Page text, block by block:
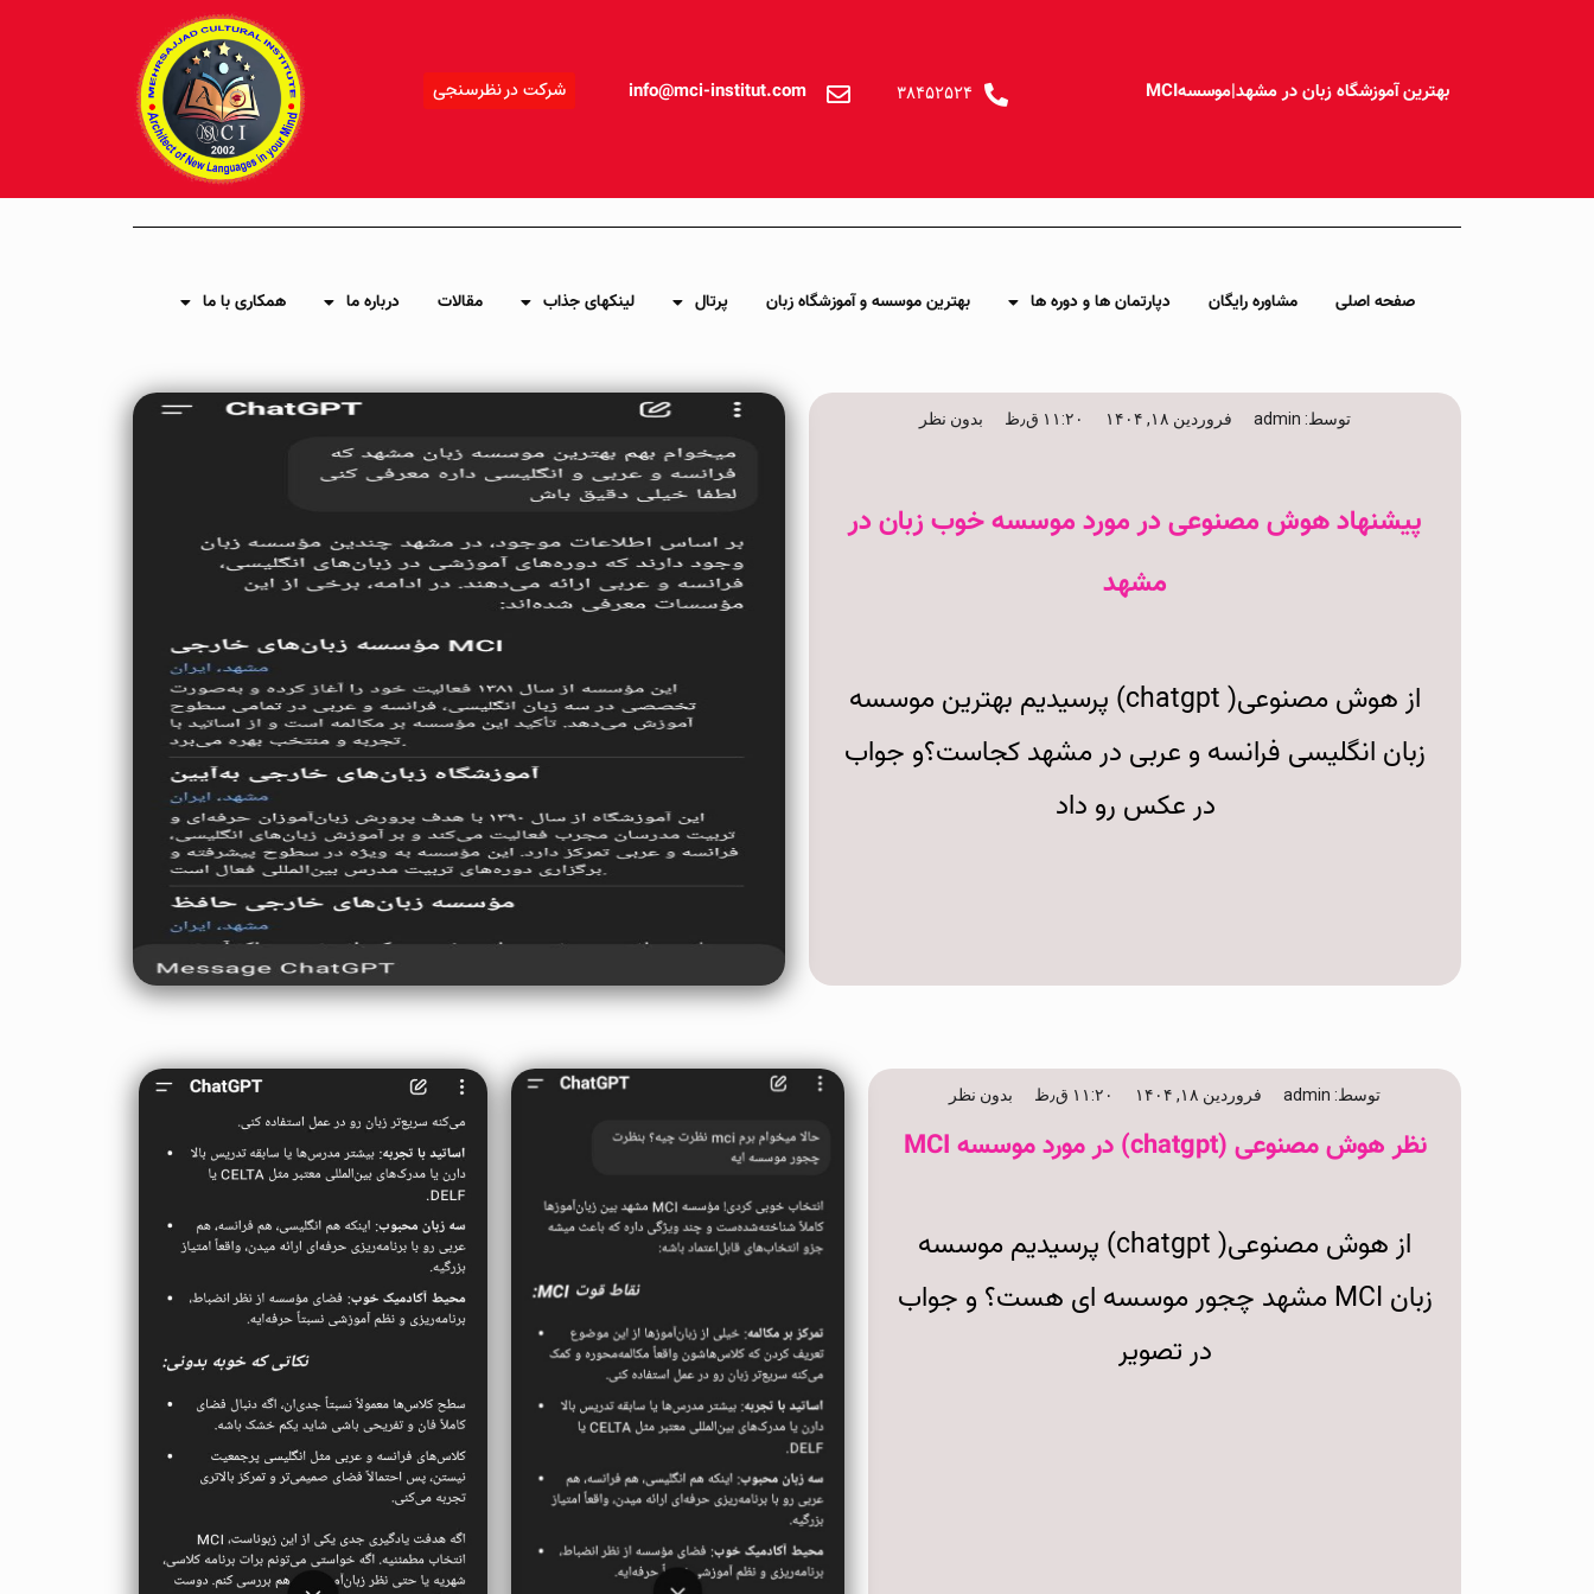
بهترین آموزشگاه زبان در مشهد|موسسهMCI ۳۸۴۵۲۵۲۴ info@mci-institut.com شرکت در نظرسنجی
صفحه اصلی مشاوره رایگان دپارتمان ها و دوره ها بهترین موسسه و آموزشگاه زبان پرتال لینکهای جذاب مقالات درباره ما همکاری با ما
توسط: فروردین ۱۸, ۱۴۰۴ ۱۱:۲۰ ق٫ظ بدون نظر
پیشنهاد هوش مصنوعی در مورد موسسه خوب زبان در
مشهد
از هوش مصنوعی( chatgpt) پرسیدیم بهترین موسسه
زبان انگلیسی فرانسه و عربی در مشهد کجاست؟و جواب
در عکس رو داد
توسط: فروردین ۱۸, ۱۴۰۴ ۱۱:۲۰ ق٫ظ بدون نظر
نظر هوش مصنوعی (chatgpt) در مورد موسسه MCI
از هوش مصنوعی( chatgpt) پرسیدیم موسسه
زبان MCI مشهد چجور موسسه ای هست؟ و جواب
در تصویر